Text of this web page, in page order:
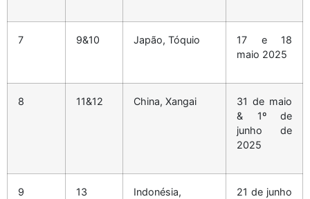
7 9&10 Japão, Tóquio
17 e 18
maio 2025
8 11&12 China, Xangai
31 de maio
& 1º de
junho de
2025
9 13
Indonésia,
21 de junho